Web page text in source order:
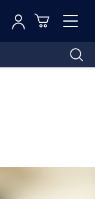
Toggle
Logg inn